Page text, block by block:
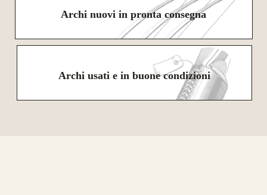
Archi nuovi in pronta consegna
Archi usati e in buone condizioni